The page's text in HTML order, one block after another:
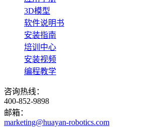
3D模型
软件说明书
安装指南
培训中心
安装视频
编程教学
咨询热线：
400-852-9898
邮箱：
marketing@huayan-robotics.com